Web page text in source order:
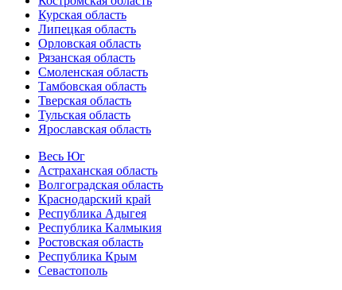
Курская область
Липецкая область
Орловская область
Рязанская область
Смоленская область
Тамбовская область
Тверская область
Тульская область
Ярославская область
Весь Юг
Астраханская область
Волгоградская область
Краснодарский край
Республика Адыгея
Республика Калмыкия
Ростовская область
Республика Крым
Севастополь